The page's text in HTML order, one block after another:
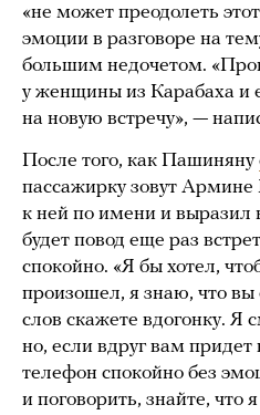
«не может преодолеть
эмоции в разговоре на
большим недочетом.
у женщины из Карабаха и
на новую встречу», —
После того, как Пашиняну
пассажирку зовут
к ней по имени и выразил
будет повод еще раз
спокойно. «Я бы хотел,
произошел, я знаю, что вы
слов скажете вдогонку. Я
но, если вдруг вам придет
телефон спокойно без
и поговорить, знайте,